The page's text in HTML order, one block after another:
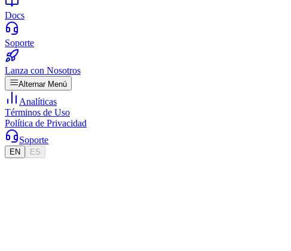
Docs
Soporte
Lanza con Nosotros
Alternar Menú
Analíticas
Términos de Uso
Política de Privacidad
Soporte
EN ES